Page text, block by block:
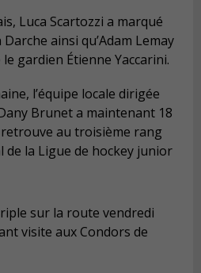
Luca Scartozzi a marqué
ainsi qu’Adam Lemay
gardien Étienne Yaccarini.
l’équipe locale dirigée
Brunet a maintenant 18
au troisième rang
de la Ligue de hockey junior
sur la route vendredi
visite aux Condors de